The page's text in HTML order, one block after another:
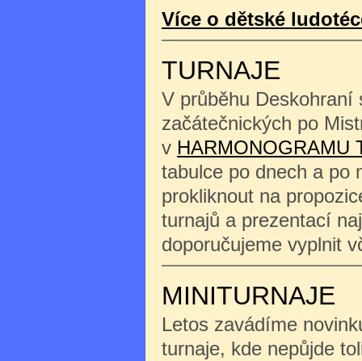
Více o dětské
TURNAJE
V průběhu Deskohraní
začátečnických po
v HARMONOGRAMU
tabulce po dnech a po
prokliknout na
turnajů a prezentací
doporučujeme vyplnit
MINITURNAJE
Letos zavádíme
turnaje, kde nepůjde